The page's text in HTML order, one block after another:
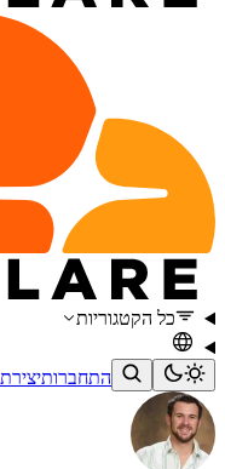
כל הקטגוריות
התחברות